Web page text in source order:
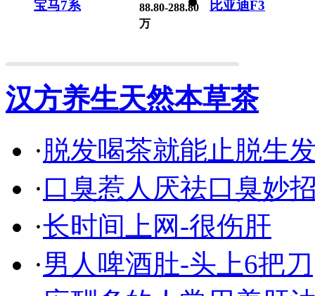
宝马7系
88.80-288.80
万
比亚迪F3
汉方养生天然本草茶
·脱发喝茶就能止脱生
·口臭惹人厌祛口臭妙
·长时间上网-很伤肝
·男人啤酒肚-头上6把刀